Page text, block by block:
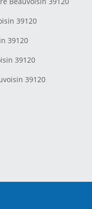
39120
39120
39120
39120